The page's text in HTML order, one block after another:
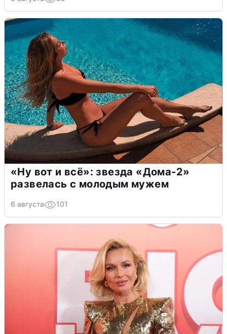
«Ну вот и всё»: звезда «Дома-2»
развелась с молодым мужем
6 августа 101